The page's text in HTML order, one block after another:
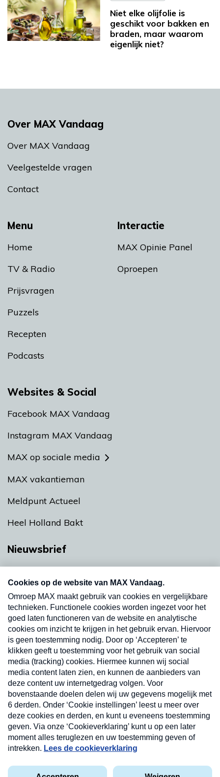
Niet elke olijfolie is
geschikt voor bakken en
braden, maar waarom
eigenlijk niet?
Menu
Home
TV & Radio
Prijsvragen
Puzzels
Recepten
Podcasts
Interactie
MAX Opinie Panel
Oproepen
Over MAX Vandaag
Over MAX Vandaag
Veelgestelde vragen
Contact
Websites & Social
Facebook MAX Vandaag
Instagram MAX Vandaag
MAX op sociale media
MAX vakantieman
Meldpunt Actueel
Heel Holland Bakt
Nieuwsbrief
nieuwsbrief. Elke vrijdag- en dinsdagochtend in
uw mailbox.
Verzend
Privacyverklaring
Cookieverklaring
Nieuwsbrief
Neem hier een gratis abonnement op onze
nieuwsbrief. Elke vrijdag- en dinsdagochtend in uw